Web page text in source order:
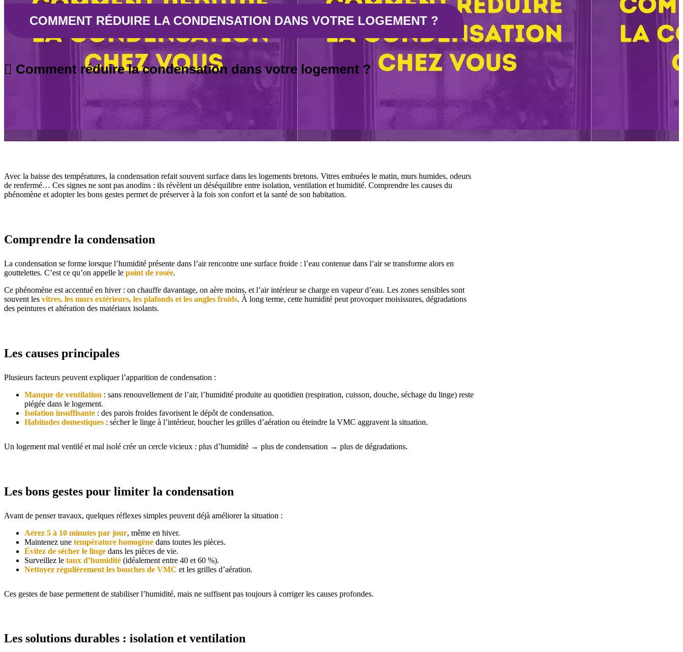
COMMENT RÉDUIRE LA CONDENSATION DANS VOTRE LOGEMENT ?
Comment réduire la condensation dans votre logement ?
Avec la baisse des températures, la condensation refait souvent surface dans les logements bretons. Vitres embuées le matin, murs humides, odeurs
de renfermé… Ces signes ne sont pas anodins : ils révèlent un déséquilibre entre isolation, ventilation et humidité. Comprendre les causes du
phénomène et adopter les bons gestes permet de préserver à la fois son confort et la santé de son habitation.
Comprendre la condensation
La condensation se forme lorsque l’humidité présente dans l’air rencontre une surface froide : l’eau contenue dans l’air se transforme alors en
gouttelettes. C’est ce qu’on appelle le point de rosée.
Ce phénomène est accentué en hiver : on chauffe davantage, on aère moins, et l’air intérieur se charge en vapeur d’eau. Les zones sensibles sont
souvent les vitres, les murs extérieurs, les plafonds et les angles froids. À long terme, cette humidité peut provoquer moisissures, dégradations
des peintures et altération des matériaux isolants.
Les causes principales
Plusieurs facteurs peuvent expliquer l’apparition de condensation :
Manque de ventilation : sans renouvellement de l’air, l’humidité produite au quotidien (respiration, cuisson, douche, séchage du linge) reste
piégée dans le logement.
Isolation insuffisante : des parois froides favorisent le dépôt de condensation.
Habitudes domestiques : sécher le linge à l’intérieur, boucher les grilles d’aération ou éteindre la VMC aggravent la situation.
Un logement mal ventilé et mal isolé crée un cercle vicieux : plus d’humidité → plus de condensation → plus de dégradations.
Les bons gestes pour limiter la condensation
Avant de penser travaux, quelques réflexes simples peuvent déjà améliorer la situation :
Aérez 5 à 10 minutes par jour, même en hiver.
Maintenez une température homogène dans toutes les pièces.
Évitez de sécher le linge dans les pièces de vie.
Surveillez le taux d’humidité (idéalement entre 40 et 60 %).
Nettoyez régulièrement les bouches de VMC et les grilles d’aération.
Ces gestes de base permettent de stabiliser l’humidité, mais ne suffisent pas toujours à corriger les causes profondes.
Les solutions durables : isolation et ventilation